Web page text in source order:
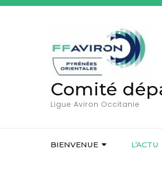
A
n
Comité
Ligue Aviron Occitanie
BIENVENUE L’ACTU